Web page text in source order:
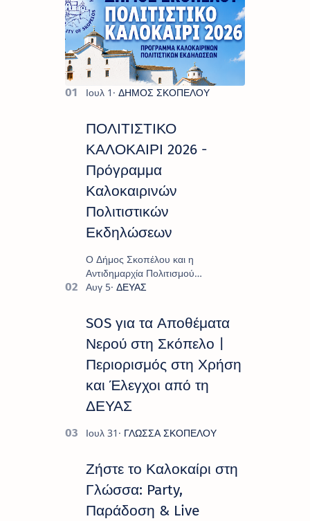
ΠΟΛΙΤΙΣΤΙΚΟ
ΚΑΛΟΚΑΙΡΙ 2026 -
Πρόγραμμα
Καλοκαιρινών
Πολιτιστικών
Εκδηλώσεων
Ο Δήμος Σκοπέλου και η
Αντιδημαρχία Πολιτισμού
παρουσιάζουν το πρόγραμμα «
πρόγραμμα εκδ…
SOS για τα Αποθέματα
Νερού στη Σκόπελο |
Περιορισμός στη Χρήση
και Έλεγχοι από τη
ΔΕΥΑΣ
Ζήστε το Καλοκαίρι στη
Γλώσσα: Party,
Παράδοση & Live